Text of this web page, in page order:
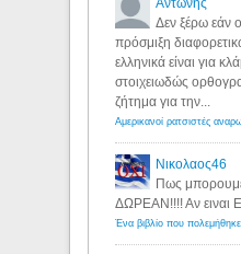
Αντώνης
Δεν ξέρω εάν
πρόσμιξη
ελληνικά είναι για
στοιχειωδώς
ζήτημα για την...
Νικολαος46
Πως
ΔΩΡΕΑΝ!!!! Αν ειναι